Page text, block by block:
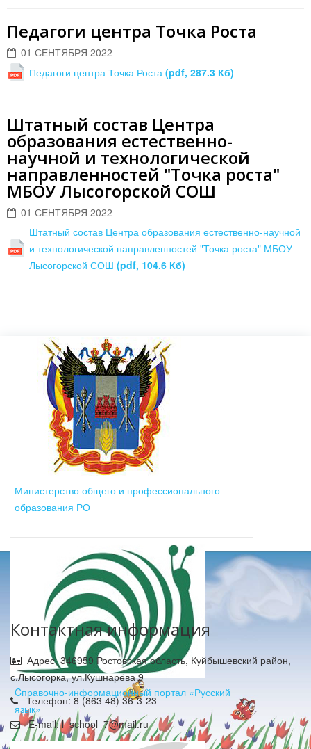
Педагоги центра Точка Роста
01 СЕНТЯБРЯ 2022
Педагоги центра Точка Роста (pdf, 287.3 Кб)
Штатный состав Центра
образования естественно-
научной и технологической
направленностей "Точка роста"
МБОУ Лысогорской СОШ
01 СЕНТЯБРЯ 2022
Штатный состав Центра образования естественно-научной
и технологической направленностей "Точка роста" МБОУ
Лысогорской СОШ (pdf, 104.6 Кб)
Министерство общего и профессионального
образования РО
Cправочно-информационный портал «Русский
язык»
Контактная информация
Адрес: 346959 Ростовская область, Куйбышевский район,
с.Лысогорка, ул.Кушнарёва 9
Телефон: 8 (863 48) 36-3-23
E-mail: l_school_7@mail.ru